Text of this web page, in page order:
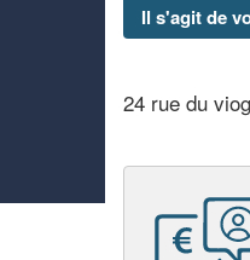
Il s'agit de
24 rue du